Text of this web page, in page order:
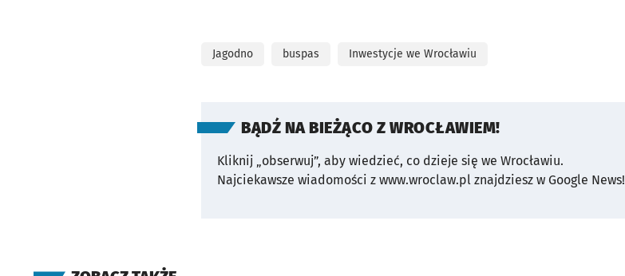
Jagodno buspas Inwestycje we Wrocławiu
BĄDŹ NA BIEŻĄCO Z WROCŁAWIEM!
Kliknij „obserwuj”, aby wiedzieć, co dzieje się we Wrocławiu.
Najciekawsze wiadomości z www.wroclaw.pl znajdziesz w Google News!